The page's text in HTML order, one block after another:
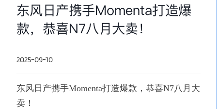
东风日产携手Momenta打造爆
款，恭喜N7八月大卖！
2025-09-10
东风日产携手Momenta打造爆款，恭喜N7八月大
卖！